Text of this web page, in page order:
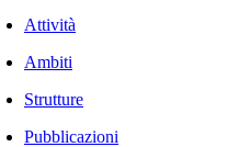
Attività
Ambiti
Strutture
Pubblicazioni